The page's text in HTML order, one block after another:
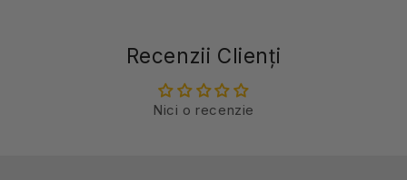
Recenzii Clienți
Nici o recenzie